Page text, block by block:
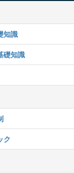
知識
礎知識
ク